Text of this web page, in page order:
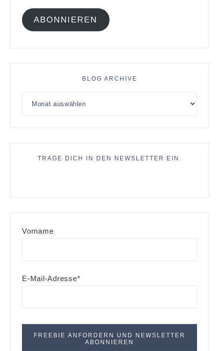
ABONNIEREN
BLOG ARCHIVE
TRAGE DICH IN DEN NEWSLETTER EIN.
Vorname
E-Mail-Adresse*